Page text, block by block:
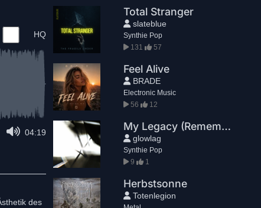
HQ
04:19
des
Total Stranger
slateblue
Synthie Pop
131
57
Feel Alive
BRADE
Electronic Music
56
12
My Legacy (Remember Me)
glowlag
Synthie Pop
9
1
Herbstsonne
Totenlegion